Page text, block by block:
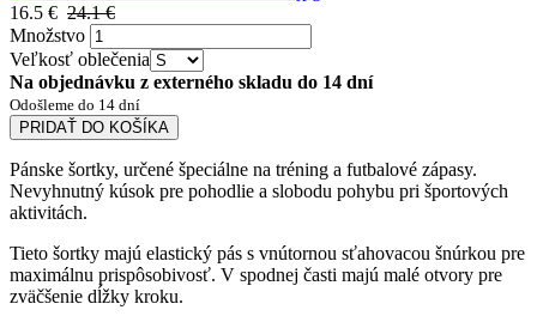
16.5 € 24.1 €
Množstvo
Veľkosť oblečenia
Na objednávku z externého skladu do 14 dní
Odošleme do 14 dní
PRIDAŤ DO KOŠÍKA
Pánske šortky, určené špeciálne na tréning a futbalové zápasy.
Nevyhnutný kúsok pre pohodlie a slobodu pohybu pri športových
aktivitách.
Tieto šortky majú elastický pás s vnútornou sťahovacou šnúrkou pre
maximálnu prispôsobivosť. V spodnej časti majú malé otvory pre
zväčšenie dĺžky kroku.